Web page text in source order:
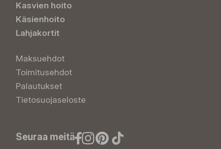
Kasvien hoito
Käsienhoito
Lahjakortit
Maksuehdot
Toimitusehdot
Palautukset
Tietosuojaseloste
Seuraa meitä